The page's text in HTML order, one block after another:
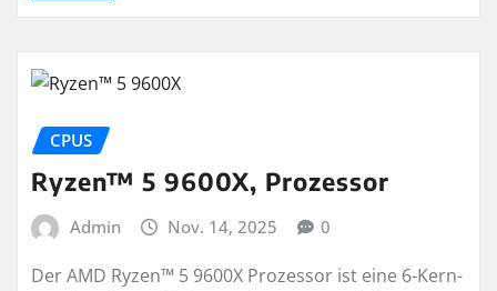
CPUS
Ryzen™ 5 9600X, Prozessor
Admin Nov. 14, 2025 0
Der AMD Ryzen™ 5 9600X Prozessor ist eine 6-Kern-